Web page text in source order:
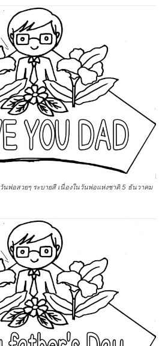
นพ่อสวยๆ ระบายสี เนื่องในวันพ่อแห่งชาติ 5 ธันวาคม